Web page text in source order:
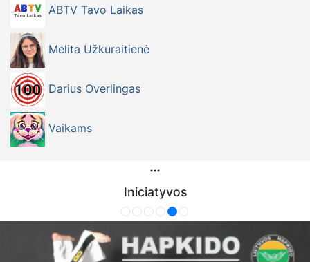
ABTV Tavo Laikas
Melita Užkuraitienė
Darius Overlingas
Vaikams
Iniciatyvos